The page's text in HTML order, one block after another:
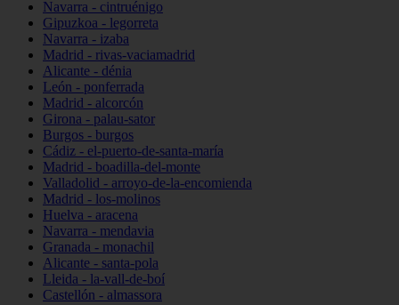
Navarra - cintruénigo
Gipuzkoa - legorreta
Navarra - izaba
Madrid - rivas-vaciamadrid
Alicante - dénia
León - ponferrada
Madrid - alcorcón
Girona - palau-sator
Burgos - burgos
Cádiz - el-puerto-de-santa-maría
Madrid - boadilla-del-monte
Valladolid - arroyo-de-la-encomienda
Madrid - los-molinos
Huelva - aracena
Navarra - mendavia
Granada - monachil
Alicante - santa-pola
Lleida - la-vall-de-boí
Castellón - almassora